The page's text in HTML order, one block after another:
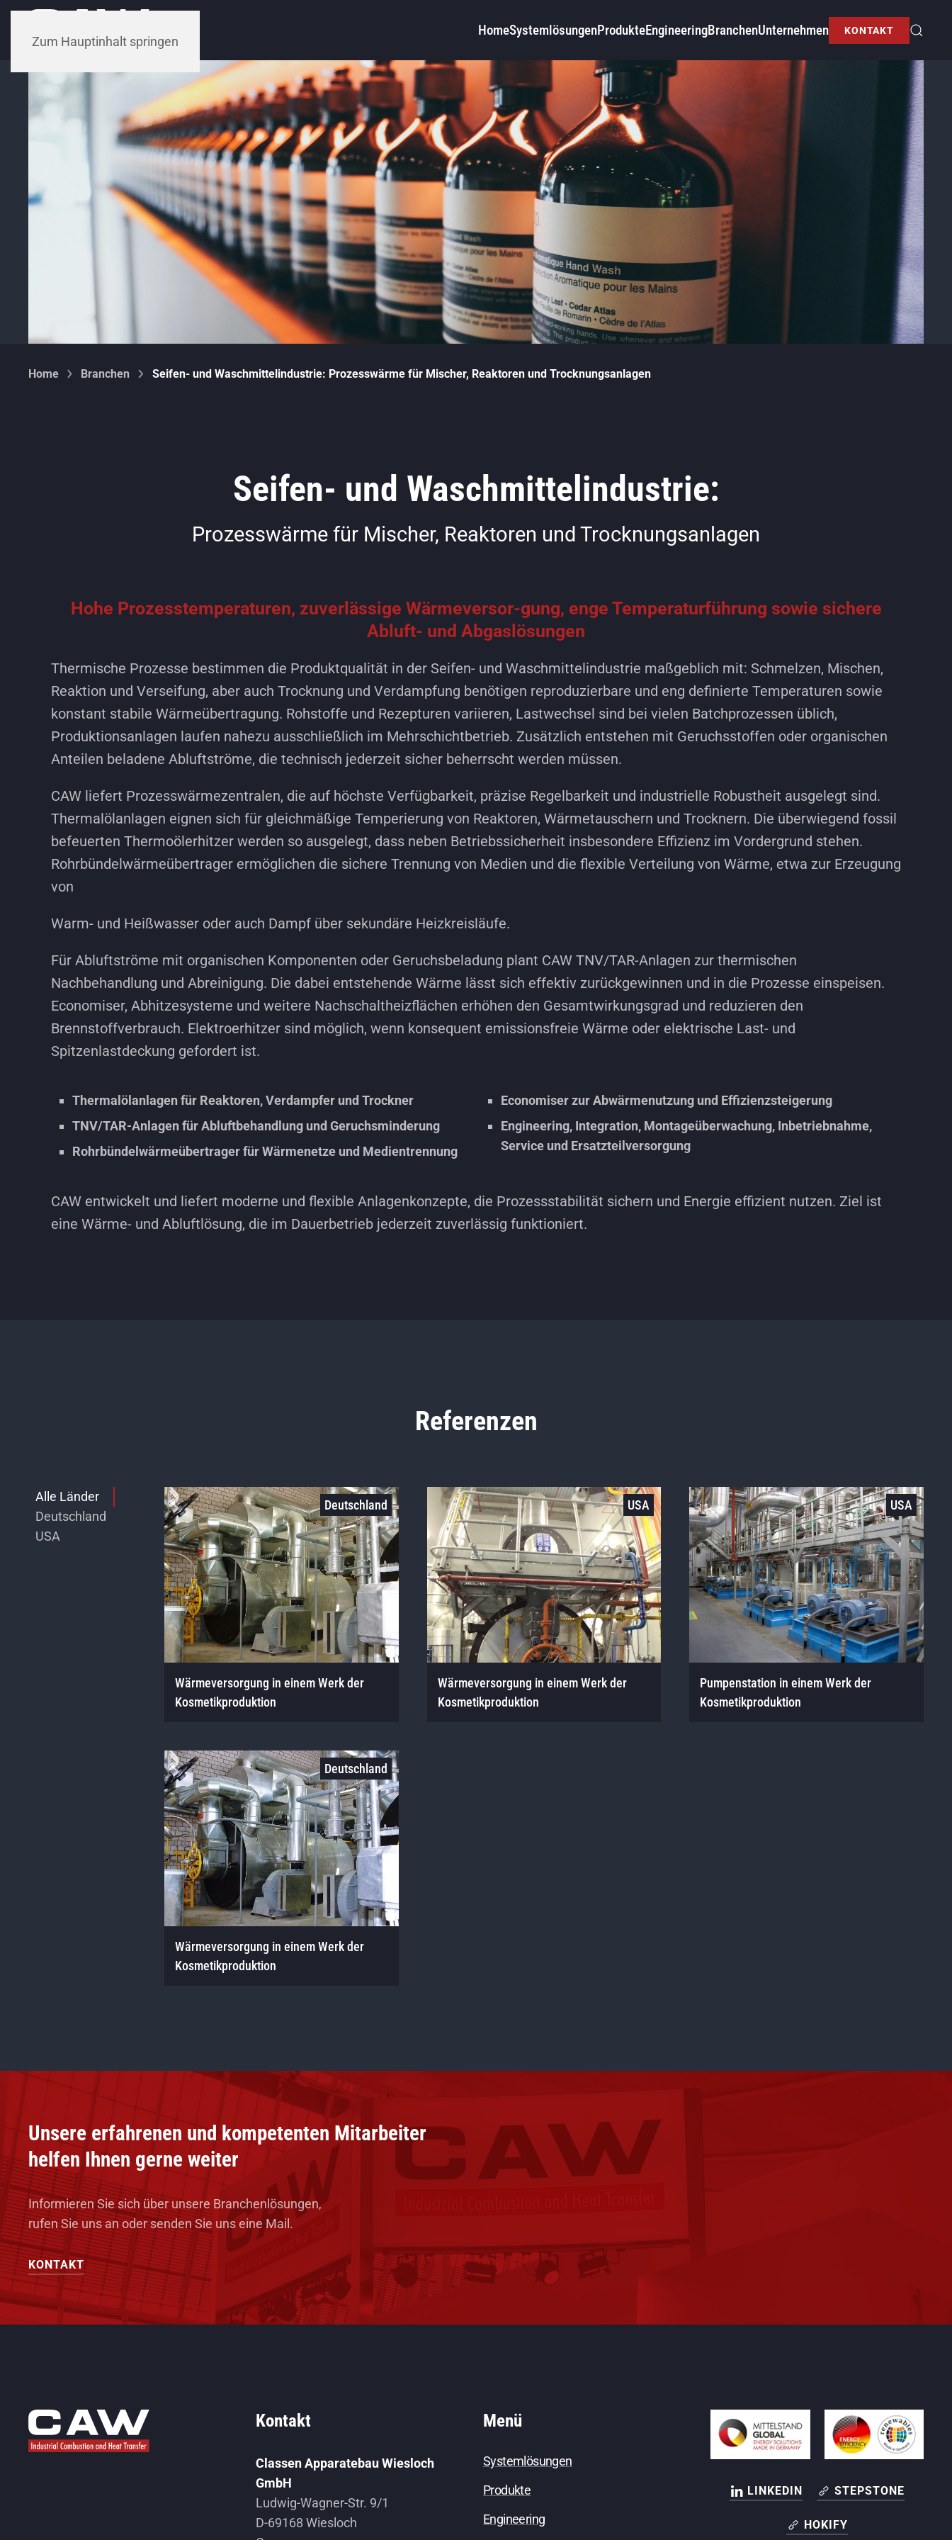
Zum Hauptinhalt springen
HomeSystemlösungenProdukteEngineeringBranchenUnternehmen KONTAKT
Home Branchen Seifen- und Waschmittelindustrie: Prozesswärme für Mischer, Reaktoren und Trocknungsanlagen
Seifen- und Waschmittelindustrie:
Prozesswärme für Mischer, Reaktoren und Trocknungsanlagen
Hohe Prozesstemperaturen, zuverlässige Wärmeversor-gung, enge Temperaturführung sowie sichere
Abluft- und Abgaslösungen
Thermische Prozesse bestimmen die Produktqualität in der Seifen- und Waschmittelindustrie maßgeblich mit: Schmelzen, Mischen,
Reaktion und Verseifung, aber auch Trocknung und Verdampfung benötigen reproduzierbare und eng definierte Temperaturen sowie
konstant stabile Wärmeübertragung. Rohstoffe und Rezepturen variieren, Lastwechsel sind bei vielen Batchprozessen üblich,
Produktionsanlagen laufen nahezu ausschließlich im Mehrschichtbetrieb. Zusätzlich entstehen mit Geruchsstoffen oder organischen
Anteilen beladene Abluftströme, die technisch jederzeit sicher beherrscht werden müssen.
CAW liefert Prozesswärmezentralen, die auf höchste Verfügbarkeit, präzise Regelbarkeit und industrielle Robustheit ausgelegt sind.
Thermalölanlagen eignen sich für gleichmäßige Temperierung von Reaktoren, Wärmetauschern und Trocknern. Die überwiegend fossil
befeuerten Thermoölerhitzer werden so ausgelegt, dass neben Betriebssicherheit insbesondere Effizienz im Vordergrund stehen.
Rohrbündelwärmeübertrager ermöglichen die sichere Trennung von Medien und die flexible Verteilung von Wärme, etwa zur Erzeugung
von
Warm- und Heißwasser oder auch Dampf über sekundäre Heizkreisläufe.
Für Abluftströme mit organischen Komponenten oder Geruchsbeladung plant CAW TNV/TAR-Anlagen zur thermischen
Nachbehandlung und Abreinigung. Die dabei entstehende Wärme lässt sich effektiv zurückgewinnen und in die Prozesse einspeisen.
Economiser, Abhitzesysteme und weitere Nachschaltheizflächen erhöhen den Gesamtwirkungsgrad und reduzieren den
Brennstoffverbrauch. Elektroerhitzer sind möglich, wenn konsequent emissionsfreie Wärme oder elektrische Last- und
Spitzenlastdeckung gefordert ist.
Thermalölanlagen für Reaktoren, Verdampfer und Trockner
TNV/TAR-Anlagen für Abluftbehandlung und Geruchsminderung
Rohrbündelwärmeübertrager für Wärmenetze und Medientrennung
Economiser zur Abwärmenutzung und Effizienzsteigerung
Engineering, Integration, Montageüberwachung, Inbetriebnahme,
Service und Ersatzteilversorgung
CAW entwickelt und liefert moderne und flexible Anlagenkonzepte, die Prozessstabilität sichern und Energie effizient nutzen. Ziel ist
eine Wärme- und Abluftlösung, die im Dauerbetrieb jederzeit zuverlässig funktioniert.
Referenzen
Alle Länder
Deutschland
USA
Deutschland
Wärmeversorgung in einem Werk der
Kosmetikproduktion
USA
Wärmeversorgung in einem Werk der
Kosmetikproduktion
USA
Pumpenstation in einem Werk der
Kosmetikproduktion
Deutschland
Wärmeversorgung in einem Werk der
Kosmetikproduktion
Unsere erfahrenen und kompetenten Mitarbeiter
helfen Ihnen gerne weiter
Informieren Sie sich über unsere Branchenlösungen,
rufen Sie uns an oder senden Sie uns eine Mail.
KONTAKT
Kontakt
Classen Apparatebau Wiesloch
GmbH
Ludwig-Wagner-Str. 9/1
D-69168 Wiesloch
Menü
Systemlösungen
Produkte
Engineering
LINKEDIN STEPSTONE
HOKIFY